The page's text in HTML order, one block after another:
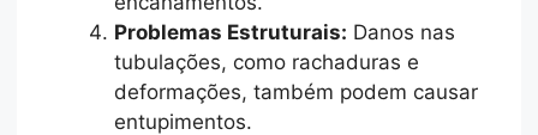
Problemas Estruturais: Danos nas
tubulações, como rachaduras e
deformações, também podem causar
entupimentos.